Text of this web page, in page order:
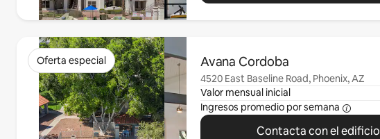
Oferta especial
Se muestran0 de 0 elementos
Avana Cordoba
4520 East Baseline Road, Phoenix, AZ
Valor mensual inicial
Ingresos promedio por semana
Contacta con el edificio